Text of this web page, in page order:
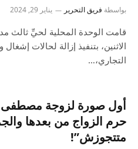
بواسطة فريق التحرير يناير 29, 2024
قامت الوحدة المحلية لحيِّ ثالث
الاثنين، بتنفيذ إزالة لحالات
التجاري،…
أول صورة لزوجة مصطفى
حرم الزواج من بعدها
متتجوزش”!